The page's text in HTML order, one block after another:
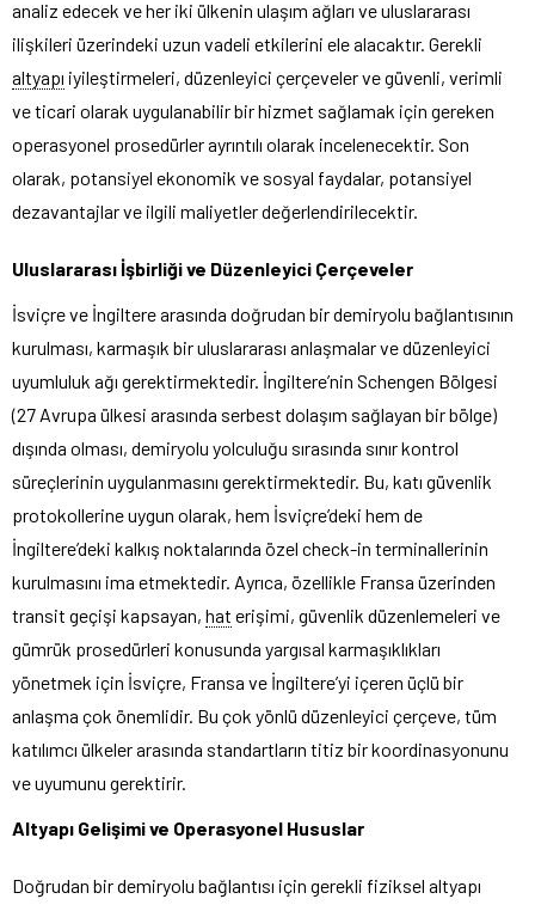
analiz edecek ve her iki ülkenin ulaşım ağları ve uluslararası
ilişkileri üzerindeki uzun vadeli etkilerini ele alacaktır. Gerekli
altyapı iyileştirmeleri, düzenleyici çerçeveler ve güvenli, verimli
ve ticari olarak uygulanabilir bir hizmet sağlamak için gereken
operasyonel prosedürler ayrıntılı olarak incelenecektir. Son
olarak, potansiyel ekonomik ve sosyal faydalar, potansiyel
dezavantajlar ve ilgili maliyetler değerlendirilecektir.
Uluslararası İşbirliği ve Düzenleyici Çerçeveler
İsviçre ve İngiltere arasında doğrudan bir demiryolu bağlantısının
kurulması, karmaşık bir uluslararası anlaşmalar ve düzenleyici
uyumluluk ağı gerektirmektedir. İngiltere’nin Schengen Bölgesi
(27 Avrupa ülkesi arasında serbest dolaşım sağlayan bir bölge)
dışında olması, demiryolu yolculuğu sırasında sınır kontrol
süreçlerinin uygulanmasını gerektirmektedir. Bu, katı güvenlik
protokollerine uygun olarak, hem İsviçre’deki hem de
İngiltere’deki kalkış noktalarında özel check-in terminallerinin
kurulmasını ima etmektedir. Ayrıca, özellikle Fransa üzerinden
transit geçişi kapsayan, hat erişimi, güvenlik düzenlemeleri ve
gümrük prosedürleri konusunda yargısal karmaşıklıkları
yönetmek için İsviçre, Fransa ve İngiltere’yi içeren üçlü bir
anlaşma çok önemlidir. Bu çok yönlü düzenleyici çerçeve, tüm
katılımcı ülkeler arasında standartların titiz bir koordinasyonunu
ve uyumunu gerektirir.
Altyapı Gelişimi ve Operasyonel Hususlar
Doğrudan bir demiryolu bağlantısı için gerekli fiziksel altyapı